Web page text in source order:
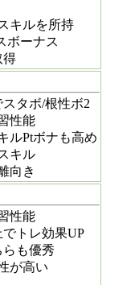
キルを所持
ボーナス
得
スタボ/根性ボ2
性能
ルPtボナも高め
キル
向き
性能
でトレ効果UP
らも優秀
が高い